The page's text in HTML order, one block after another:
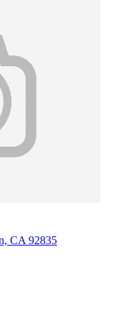
CA 92835